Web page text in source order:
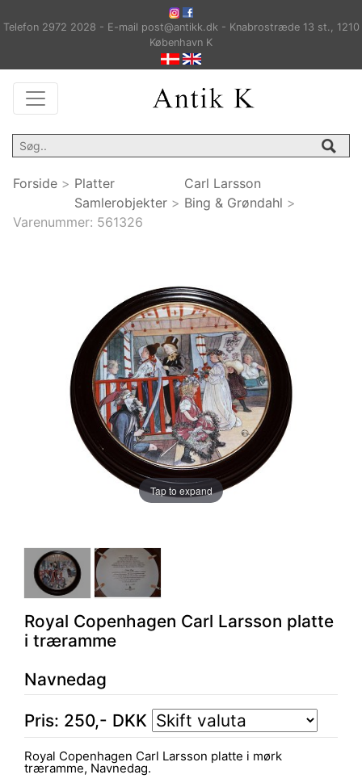
Telefon 2972 2028 - E-mail post@antikk.dk - Knabrostræde 13 st., 1210
København K
Forside > Platter
Samlerobjekter >
Carl Larsson
Bing & Grøndahl >
Varenummer: 561326
Tap to expand
Royal Copenhagen Carl Larsson platte
i træramme
Navnedag
Pris: 250,- DKK
Royal Copenhagen Carl Larsson platte i mørk
træramme, Navnedag.